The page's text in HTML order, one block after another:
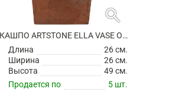
search
КАШПО ARTSTONE ELLA VASE OAK
Длина
26 см.
Ширина
26 см.
Высота
49 см.
Продается по
5 шт.